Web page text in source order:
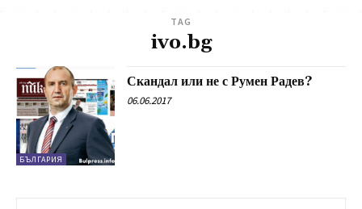
TAG
ivo.bg
БЪЛГАРИЯ
Скандал или не с Румен Радев?
06.06.2017